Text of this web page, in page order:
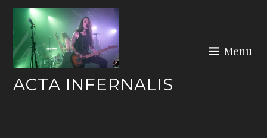
Skip
content
ACTA INFERNALIS
Menu